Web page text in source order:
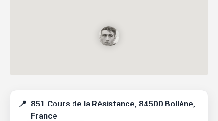
851 Cours de la Résistance, 84500 Bollène,
France